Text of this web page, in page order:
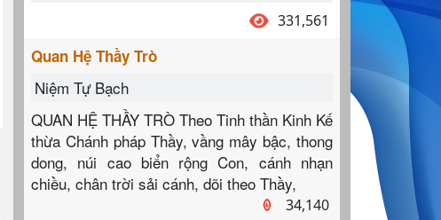
331,561
Quan Hệ Thầy Trò
Niệm Tự Bạch
QUAN HỆ THẦY TRÒ Theo Tinh thần Kinh Kế
thừa Chánh pháp Thầy, vầng mây bậc, thong
dong, núi cao biển rộng Con, cánh nhạn
chiều, chân trời sải cánh, dõi theo Thầy,
34,140